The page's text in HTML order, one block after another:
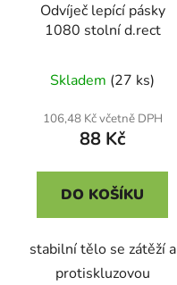
Odvíječ lepící pásky
1080 stolní d.rect
Skladem (27 ks)
106,48 Kč včetně DPH
88 Kč
DO KOŠÍKU
stabilní tělo se zátěží a
protiskluzovou